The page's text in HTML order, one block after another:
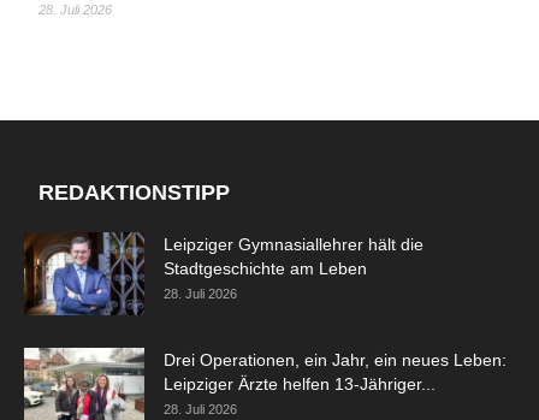
28. Juli 2026
REDAKTIONSTIPP
Leipziger Gymnasiallehrer hält die
Stadtgeschichte am Leben
28. Juli 2026
Drei Operationen, ein Jahr, ein neues Leben:
Leipziger Ärzte helfen 13-Jähriger...
28. Juli 2026